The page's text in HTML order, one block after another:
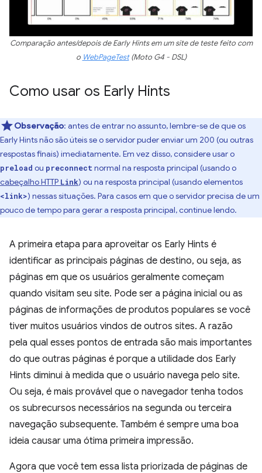
Comparação antes/depois de Early Hints em um site de teste feito com
o WebPageTest(Moto G4 - DSL)
Como usar os Early Hints
Observação: antes de entrar no assunto, lembre-se de que os
Early Hints não são úteis se o servidor puder enviar um 200 (ou outras
respostas finais) imediatamente. Em vez disso, considere usar o
preload ou preconnect normal na resposta principal (usando o
cabeçalho HTTP Link) ou na resposta principal (usando elementos
<link>) nessas situações. Para casos em que o servidor precisa de um
pouco de tempo para gerar a resposta principal, continue lendo.
A primeira etapa para aproveitar os Early Hints é
identificar as principais páginas de destino, ou seja, as
páginas em que os usuários geralmente começam
quando visitam seu site. Pode ser a página inicial ou as
páginas de informações de produtos populares se você
tiver muitos usuários vindos de outros sites. A razão
pela qual esses pontos de entrada são mais importantes
do que outras páginas é porque a utilidade dos Early
Hints diminui à medida que o usuário navega pelo site.
Ou seja, é mais provável que o navegador tenha todos
os subrecursos necessários na segunda ou terceira
navegação subsequente. Também é sempre uma boa
ideia causar uma ótima primeira impressão.
Agora que você tem essa lista priorizada de páginas de